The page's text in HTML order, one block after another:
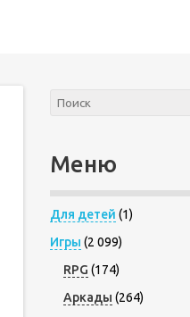
Меню
Для детей (1)
Игры (2 099)
RPG (174)
Аркады (264)